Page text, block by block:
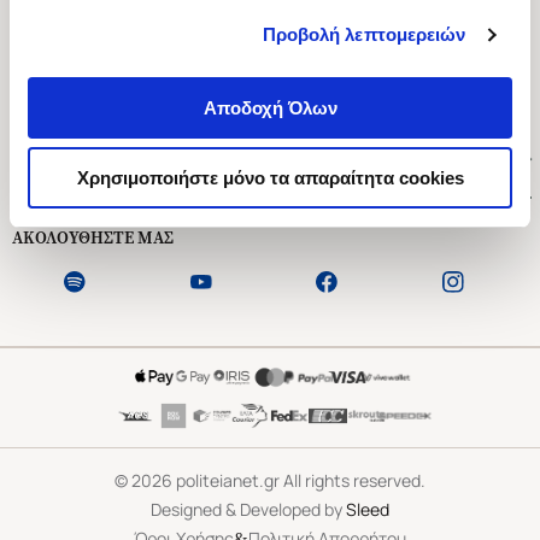
Προβολή λεπτομερειών
Αποδοχή Όλων
Χρησιμοποιήστε μόνο τα απαραίτητα cookies
Ασκληπιού 1-3, Αθήνα 106 79
Δευτέρα - Παρασκευή 09:00-21:00
Εξυπηρέτηση Πελατών
ΑΚΟΛΟΥΘΗΣΤΕ ΜΑΣ
©2026 politeianet.gr All rights reserved.
Designed & Developed bySleed